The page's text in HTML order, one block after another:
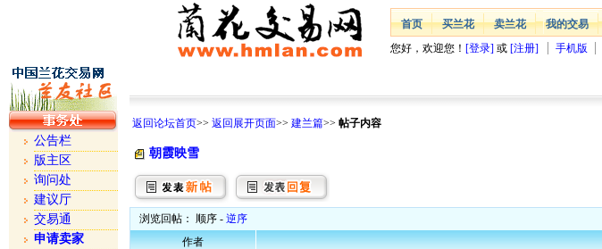
首页 买兰花 卖兰花 我的交易
您好，欢迎您！ [登录] 或 [注册] 手机版
返回论坛首页>> 返回展开页面>> 建兰篇>> 帖子内容
朝霞映雪
浏览回帖： 顺序 - 逆序
作者
公告栏
版主区
询问处
建议厅
交易通
申请卖家